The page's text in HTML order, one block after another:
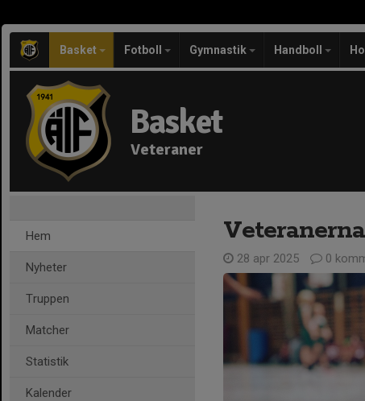
Basket Fotboll Gymnastik Handboll
Basket
Veteraner
Hem
Nyheter
Truppen
Matcher
Statistik
Kalender
28 apr 2025 0